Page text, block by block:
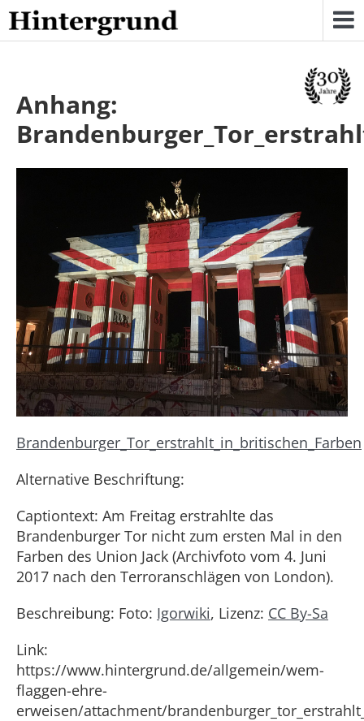
Skip
to
content
Anhang:
Brandenburger_Tor_erstrahlt_in_britischen_Farben
Alternative Beschriftung:
Captiontext: Am Freitag erstrahlte das
Brandenburger Tor nicht zum ersten Mal in den
Farben des Union Jack (Archivfoto vom 4. Juni
2017 nach den Terroranschlägen von London).
Beschreibung: Foto: Igorwiki, Lizenz: CC By-Sa
Link:
https://www.hintergrund.de/allgemein/wem-
flaggen-ehre-
erweisen/attachment/